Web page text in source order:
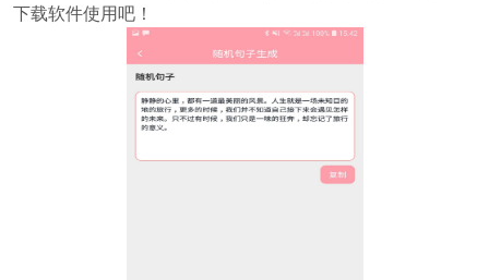
下载软件使用吧！